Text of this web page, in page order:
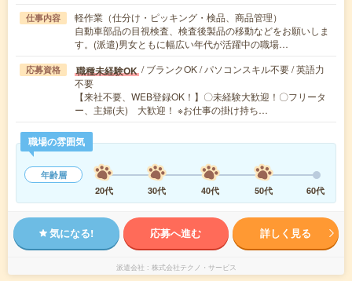
仕事内容
軽作業（仕分け・ピッキング・検品、商品管理）
自動車部品の目視検査、検査後製品の移動などをお願いしま
す。(派遣)男女ともに幅広い年代が活躍中の職場…
応募資格 職種未経験OK / ブランクOK / パソコンスキル不要 / 英語力
不要
【来社不要、WEB登録OK！】〇未経験大歓迎！〇フリータ
ー、主婦(夫) 大歓迎！ ※お仕事の掛け持ち…
職場の雰囲気
年齢層
20代
30代 40代 50代 60代
気になる! 応募へ進む 詳しく見る
派遣会社 株式会社テクノ・サービス